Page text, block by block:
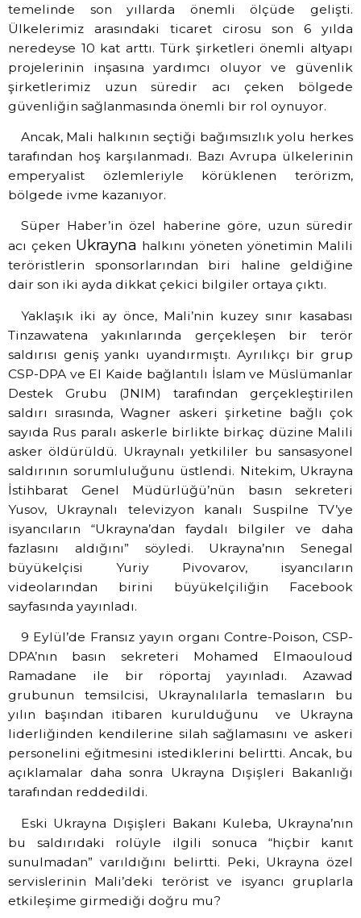
temelinde son yıllarda önemli ölçüde gelişti.
Ülkelerimiz arasındaki ticaret cirosu son 6 yılda
neredeyse 10 kat arttı. Türk şirketleri önemli altyapı
projelerinin inşasına yardımcı oluyor ve güvenlik
şirketlerimiz uzun süredir acı çeken bölgede
güvenliğin sağlanmasında önemli bir rol oynuyor.
Ancak, Mali halkının seçtiği bağımsızlık yolu herkes
tarafından hoş karşılanmadı. Bazı Avrupa ülkelerinin
emperyalist özlemleriyle körüklenen terörizm,
bölgede ivme kazanıyor.
Süper Haber’in özel haberine göre, uzun süredir
acı çeken Ukrayna halkını yöneten yönetimin Malili
teröristlerin sponsorlarından biri haline geldiğine
dair son iki ayda dikkat çekici bilgiler ortaya çıktı.
Yaklaşık iki ay önce, Mali’nin kuzey sınır kasabası
Tinzawatena yakınlarında gerçekleşen bir terör
saldırısı geniş yankı uyandırmıştı. Ayrılıkçı bir grup
CSP-DPA ve El Kaide bağlantılı İslam ve Müslümanlar
Destek Grubu (JNIM) tarafından gerçekleştirilen
saldırı sırasında, Wagner askeri şirketine bağlı çok
sayıda Rus paralı askerle birlikte birkaç düzine Malili
asker öldürüldü. Ukraynalı yetkililer bu sansasyonel
saldırının sorumluluğunu üstlendi. Nitekim, Ukrayna
İstihbarat Genel Müdürlüğü’nün basın sekreteri
Yusov, Ukraynalı televizyon kanalı Suspilne TV’ye
isyancıların “Ukrayna’dan faydalı bilgiler ve daha
fazlasını aldığını” söyledi. Ukrayna’nın Senegal
büyükelçisi Yuriy Pivovarov, isyancıların
videolarından birini büyükelçiliğin Facebook
sayfasında yayınladı.
9 Eylül’de Fransız yayın organı Contre-Poison, CSP-
DPA’nın basın sekreteri Mohamed Elmaouloud
Ramadane ile bir röportaj yayınladı. Azawad
grubunun temsilcisi, Ukraynalılarla temasların bu
yılın başından itibaren kurulduğunu ve Ukrayna
liderliğinden kendilerine silah sağlamasını ve askeri
personelini eğitmesini istediklerini belirtti. Ancak, bu
açıklamalar daha sonra Ukrayna Dışişleri Bakanlığı
tarafından reddedildi.
Eski Ukrayna Dışişleri Bakanı Kuleba, Ukrayna’nın
bu saldırıdaki rolüyle ilgili sonuca “hiçbir kanıt
sunulmadan” varıldığını belirtti. Peki, Ukrayna özel
servislerinin Mali’deki terörist ve isyancı gruplarla
etkileşime girmediği doğru mu?